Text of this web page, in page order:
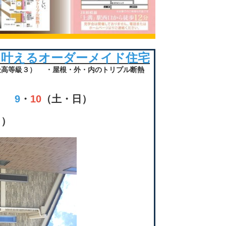
えるオーダーメイド住宅
高等級３） ・屋根・外・内のトリプル断熱
9・ 10（土・日）